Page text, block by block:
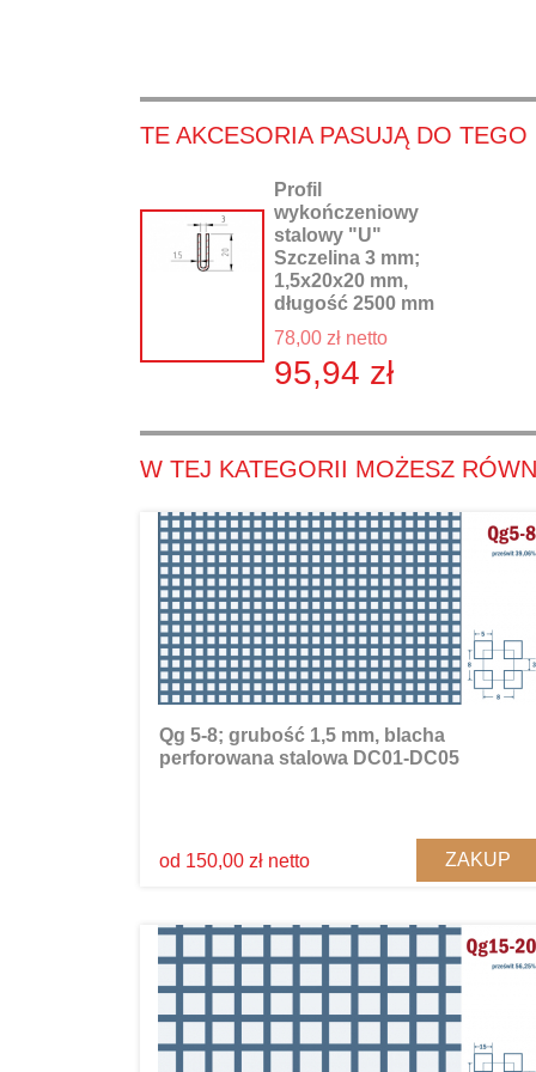
TE AKCESORIA PASUJĄ DO TEGO
Profil
wykończeniowy
stalowy "U"
Szczelina 3 mm;
1,5x20x20 mm,
długość 2500 mm
78,00 zł netto
95,94 zł
W TEJ KATEGORII MOŻESZ
Qg 5-8; grubość 1,5 mm, blacha
perforowana stalowa DC01-DC05
od 150,00 zł netto ZAKUP